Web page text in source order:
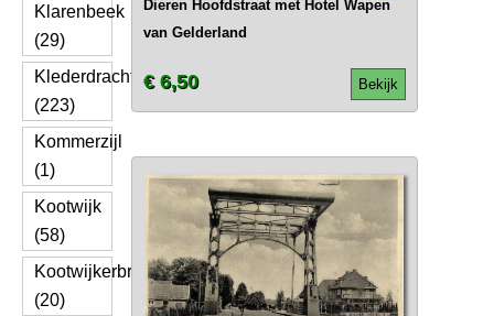
Klarenbeek
(29)
Klederdracht
(223)
Kommerzijl
(1)
Kootwijk
(58)
Kootwijkerbroek
(20)
Dieren Hoofdstraat met Hotel Wapen
van Gelderland
Bekijk
€ 6,50